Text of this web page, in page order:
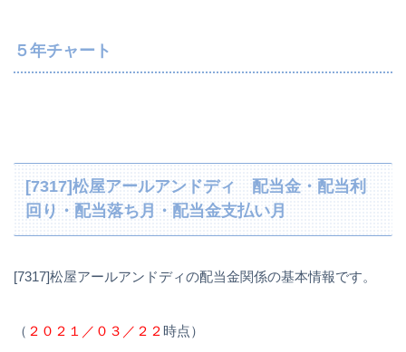
５年チャート
[7317]松屋アールアンドディ 配当金・配当利
回り・配当落ち月・配当金支払い月
[7317]松屋アールアンドディの配当金関係の基本情報です。
（ ２０２１／０３／２２時点）